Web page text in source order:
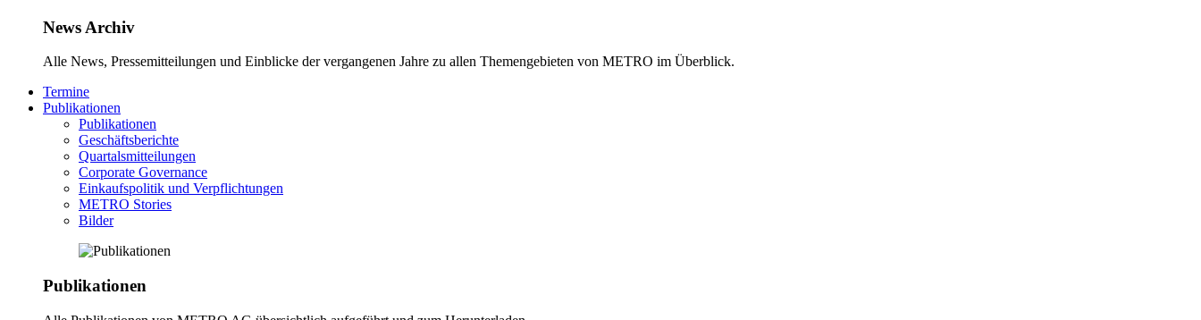
News Archiv
Alle News, Pressemitteilungen und Einblicke der vergangenen Jahre zu allen Themengebieten von METRO im Überblick.
Termine
Publikationen
Publikationen
Geschäftsberichte
Quartalsmitteilungen
Corporate Governance
Einkaufspolitik und Verpflichtungen
METRO Stories
Bilder
Publikationen